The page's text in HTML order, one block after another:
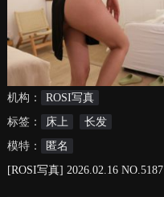
机构：
ROSI写真
标签：
床上
长发
模特：
匿名
[ROSI写真] 2026.02.16 NO.5187